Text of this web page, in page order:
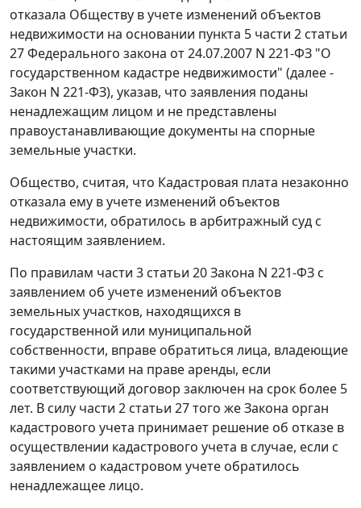
отказала Обществу в учете изменений объектов
недвижимости на основании пункта 5 части 2 статьи
27Федерального закона от 24.07.2007 N 221-ФЗ "О
государственном кадастре недвижимости" (далее -
Закон N 221-ФЗ), указав, что заявления поданы
ненадлежащим лицом и не представлены
правоустанавливающие документы на спорные
земельные участки.
Общество, считая, что Кадастровая плата незаконно
отказала ему в учете изменений объектов
недвижимости, обратилось в арбитражный суд с
настоящим заявлением.
По правилам части 3 статьи 20Закона N 221-ФЗ с
заявлением об учете изменений объектов
земельных участков, находящихся в
государственной или муниципальной
собственности, вправе обратиться лица, владеющие
такими участками на праве аренды, если
соответствующий договор заключен на срок более 5
лет. В силу части 2 статьи 27того же Закона орган
кадастрового учета принимает решение об отказе в
осуществлении кадастрового учета в случае, если с
заявлением о кадастровом учете обратилось
ненадлежащее лицо.